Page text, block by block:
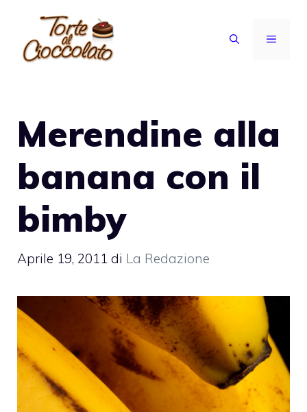
contenuto
MENU
Merendine alla
banana con il
bimby
Aprile 19, 2011 di La Redazione